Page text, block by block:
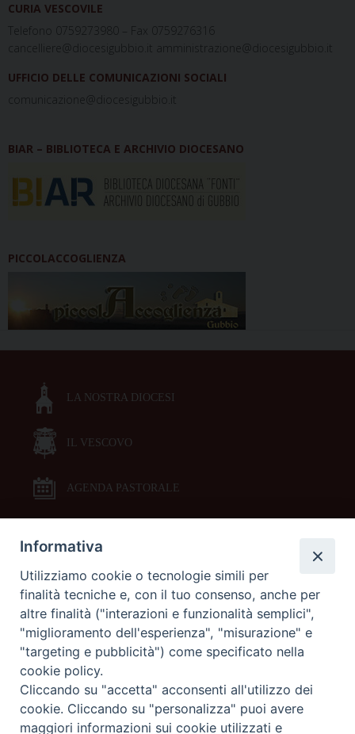
CURIA VESCOVILE
Telefono 0759273980 – Fax 0759276316
cancelliere@diocesigubbio.it amministrazione@diocesigubbio.it
UFFICIO DELLE COMUNICAZIONI SOCIALI
comunicazione@diocesigubbio.it
BIAR – BIBLIOTECA E ARCHIVIO DIOCESANO
PICCOLACCOGLIENZA
LA NOSTRA DIOCESI
IL VESCOVO
AGENDA PASTORALE
DOCUMENTI PASTORALI
ORARI MESSE
LITURGIA DELLE ORE
GALLERIE FOTOGRAFICHE
Informativa
Utilizziamo cookie o tecnologie simili per
finalità tecniche e, con il tuo consenso, anche per
altre finalità ("interazioni e funzionalità semplici",
"miglioramento dell'esperienza", "misurazione" e
"targeting e pubblicità") come specificato nella
cookie policy.
Cliccando su "accetta" acconsenti all'utilizzo dei
cookie. Cliccando su "personalizza" puoi avere
maggiori informazioni sui cookie utilizzati e